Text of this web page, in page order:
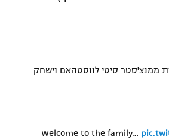
ממנצ'סטר סיטי לווסטהאם וישחק
Welcome to the family…